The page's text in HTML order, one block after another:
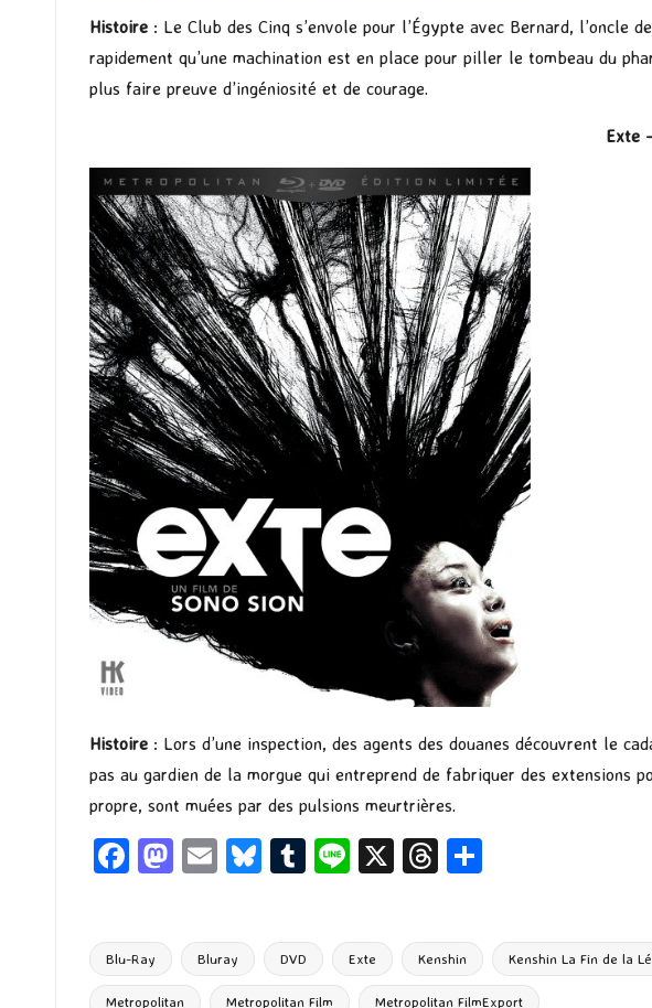
Histoire : Le Club des Cinq s’envole pour l’Égypte avec Bernard,
rapidement qu’une machination est en place pour piller le tombeau du
plus faire preuve d’ingéniosité et de courage.
Exte
Histoire : Lors d’une inspection, des agents des douanes découvrent le
pas au gardien de la morgue qui entreprend de fabriquer des extensions
propre, sont muées par des pulsions meurtrières.
Fa
o
o
M
d
o
E
l
Bl
ky
T
bl
r
Li X
T
ds g
er
Blu-Ray Bluray DVD Exte Kenshin Kenshin La Fin de la
Metropolitan Metropolitan Film Metropolitan FilmExport